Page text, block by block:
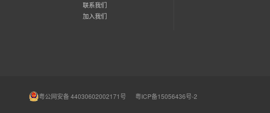
联系我们
加入我们
粤公网安备 44030602002171号 粤ICP备15056436号-2